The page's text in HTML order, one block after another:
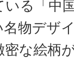
る「中
物デザ
な絵柄